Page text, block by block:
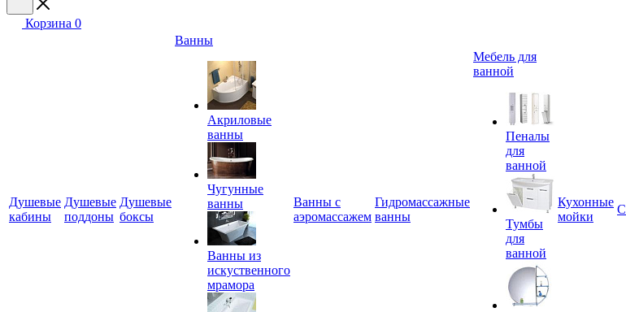
Корзина 0
Душевые
кабины
Душевые
поддоны
Душевые
боксы
Ванны
Акриловые
ванны
Чугунные
ванны
Ванны из
искуственного
мрамора
Ванны с
аэромассажем
Гидромассажные
ванны
Мебель для
ванной
Пеналы
для
ванной
Тумбы
для
ванной
Кухонные
мойки